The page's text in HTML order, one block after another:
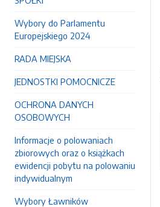
Wybory do Parlamentu
Europejskiego 2024
RADA MIEJSKA
JEDNOSTKI POMOCNICZE
OCHRONA DANYCH
OSOBOWYCH
Informacje o polowaniach
zbiorowych oraz o książkach
ewidencji pobytu na polowaniu
indywidualnym
Wybory Ławników